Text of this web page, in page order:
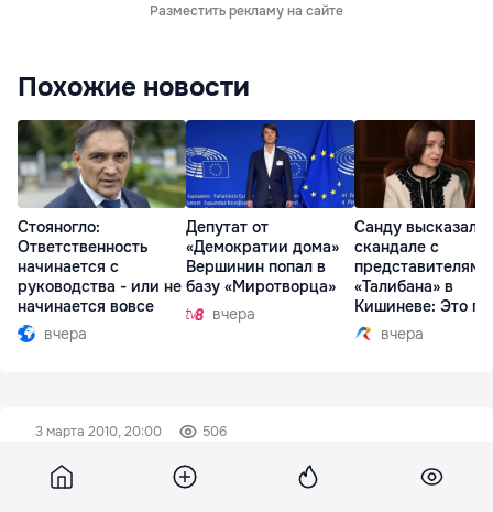
Разместить рекламу на сайте
Похожие новости
Стояногло:
Ответственность
начинается с
руководства - или не
начинается вовсе
вчера
Депутат от
«Демократии дома»
Вершинин попал в
базу «Миротворца»
вчера
Санду
скандале с
представителями
«Талибана» в
Кишиневе: Это
вчера
3 марта 2010, 20:00 506
Сборная Молдовы потеряла 4